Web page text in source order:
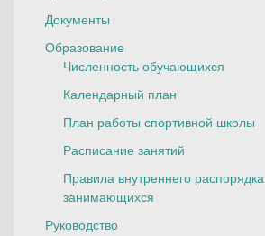
Документы
Образование
Численность обучающихся
Календарный план
План работы спортивной школы
Расписание занятий
Правила внутреннего распорядка
занимающихся
Руководство